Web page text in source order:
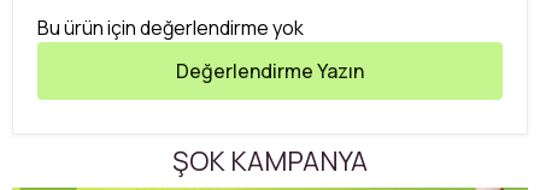
Bu ürün için değerlendirme yok
Değerlendirme Yazın
ŞOK KAMPANYA